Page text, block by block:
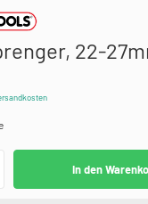
22-
In den